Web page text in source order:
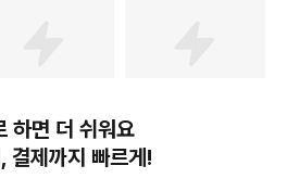
원
출판 고등학교 통합사
습서+평가문제집
5,040
라이트닝웍스 돼지코 호환
가전용 멀티변환 어댑터 1
하면 더 쉬워요
결제까지 빠르게!